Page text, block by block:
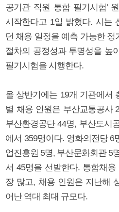
공기관 직원 통합 필기시험’
시작한다고 1일 밝혔다. 시는
던 채용 일정을 예측 가능한
절차의 공정성과 투명성을 높
필기시험을 시행한다.
올 상반기에는 19개 기관에서
별 채용 인원은 부산교통공사
부산환경공단 44명, 부산도시
에서 359명이다. 영화의전당 6
업진흥원 5명, 부산문화회관 5
서 45명을 선발한다. 통합채
장 많고, 채용 인원은 지난해
어난 역대 최대 규모다.